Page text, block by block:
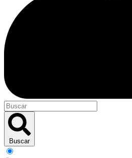
Buscar